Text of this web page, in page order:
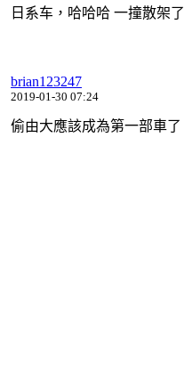
日系车，哈哈哈 一撞散架
brian123247
2019-01-30 07:24
偷由大應該成為第一部車了